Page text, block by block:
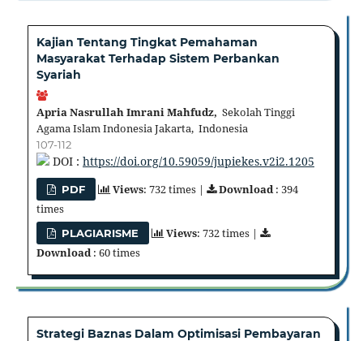
Kajian Tentang Tingkat Pemahaman
Masyarakat Terhadap Sistem Perbankan
Syariah
Apria Nasrullah Imrani Mahfudz, Sekolah Tinggi
Agama Islam Indonesia Jakarta, Indonesia
107-112
DOI : https://doi.org/10.59059/jupiekes.v2i2.1205
PDF Views: 732 times | Download: 394
times
PLAGIARISME Views: 732 times |
Download: 60 times
Strategi Baznas Dalam Optimisasi Pembayaran